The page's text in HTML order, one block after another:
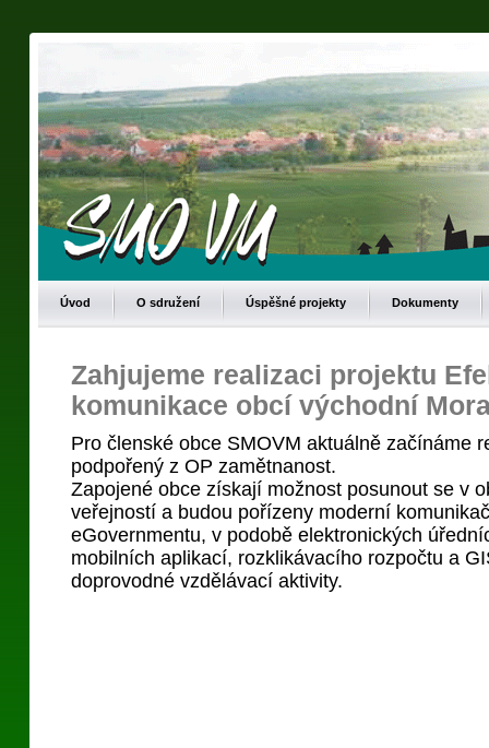
Úvod O sdružení Úspěšné projekty Dokumenty
Zahjujeme realizaci projektu
komunikace obcí východní
Pro členské obce SMOVM aktuálně začínáme
podpořený z OP zamětnanost.
Zapojené obce získají možnost posunout se v
veřejností a budou pořízeny moderní
eGovernmentu, v podobě elektronických
mobilních aplikací, rozklikávacího rozpočtu a
doprovodné vzdělávací aktivity.